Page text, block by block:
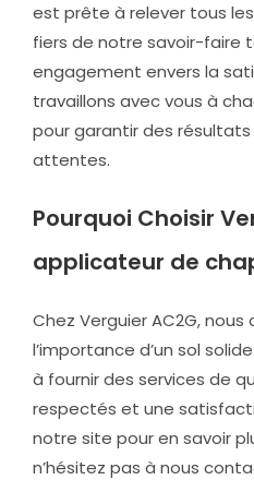
est prête à relever tous
fiers de notre savoir-faire
engagement envers la
travaillons avec vous à
pour garantir des
attentes.
Pourquoi Choisir
applicateur de
Chez Verguier AC2G,
l’importance d’un sol
à fournir des services de
respectés et une
notre site pour en savoir
n’hésitez pas à nous